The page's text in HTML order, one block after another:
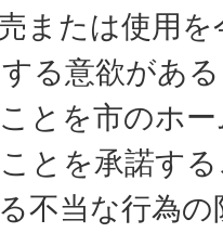
または使用
る意欲があ
とを市のホ
とを承諾す
不当な行為